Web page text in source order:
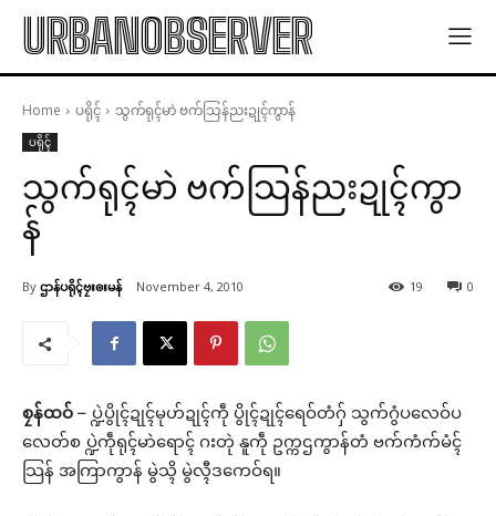
URBANOBSERVER
Home ပရိုၚ် သွက်ရုၚ်မာဲ ဗက်သြန်ညးဍုၚ်ကွာန်
ပရိုၚ်
သွက်ရုၚ်မာဲ ဗက်သြန်ညးဍုၚ်ကွာ
န်
By ဌာန်ပရိုၚ်ဗၠးၜးမန် November 4, 2010 0
19
စၠန်ထဝ် – ပ္ဍဲပွိုၚ်ဍုၚ်မုဟ်ဍုၚ်ကဵု ပွိုၚ်ဍုၚ်ရေဝ်တံဂှ် သွက်ဂွံပလေဝ်ပ
လေတ်စ ပ္ဍဲကဵုရုၚ်မာဲရောၚ် ဂးတုဲ နူကဵု ဥက္ကဌကွာန်တံ ဗက်ကံက်မံၚ်
သြန် အကြာကွာန် မွဲသ္ၚိ မွဲလ္ၚီဒကေဝ်ရ။